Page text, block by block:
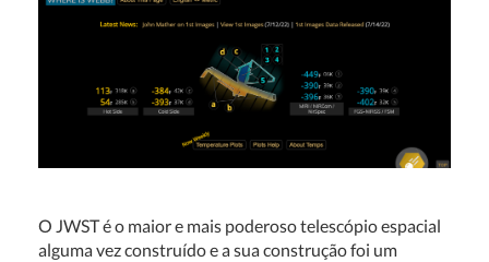
O JWST é o maior e mais poderoso telescópio espacial
alguma vez construído e a sua construção foi um